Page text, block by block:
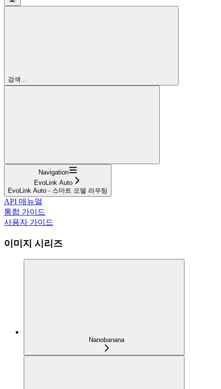
검색...
Navigation
EvoLink Auto
EvoLink Auto - 스마트 모델 라우팅
API 매뉴얼
통합 가이드
사용자 가이드
이미지 시리즈
Nanobanana